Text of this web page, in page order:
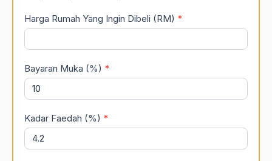
Harga Rumah Yang Ingin Dibeli (RM) *
Bayaran Muka (%) *
Kadar Faedah (%) *